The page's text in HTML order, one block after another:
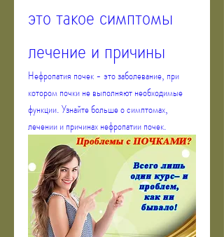
это такое симптомы
лечение и причины
Нефропатия почек - это заболевание, при
котором почки не выполняют необходимые
функции. Узнайте больше о симптомах,
лечении и причинах нефропатии почек.